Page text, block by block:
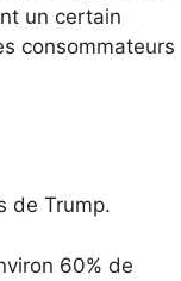
un certain
consommateurs
de Trump.
60% de